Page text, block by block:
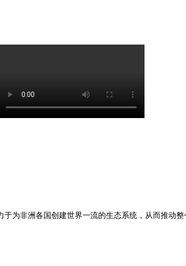
为非洲各国创建世界一流的生态系统，从而推动